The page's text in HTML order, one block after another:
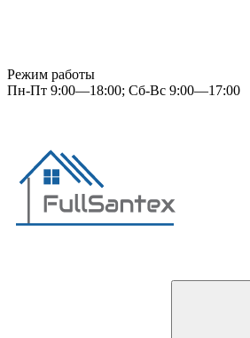
Режим работы
Пн-Пт 9:00—18:00; Сб-Вс 9:00—17:00